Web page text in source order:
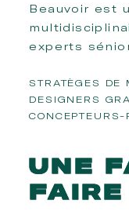
Beauvoir est
experts
STRATÈGES DE
DESIGNERS
CONCEPTEURS-
UNE
FAIRE